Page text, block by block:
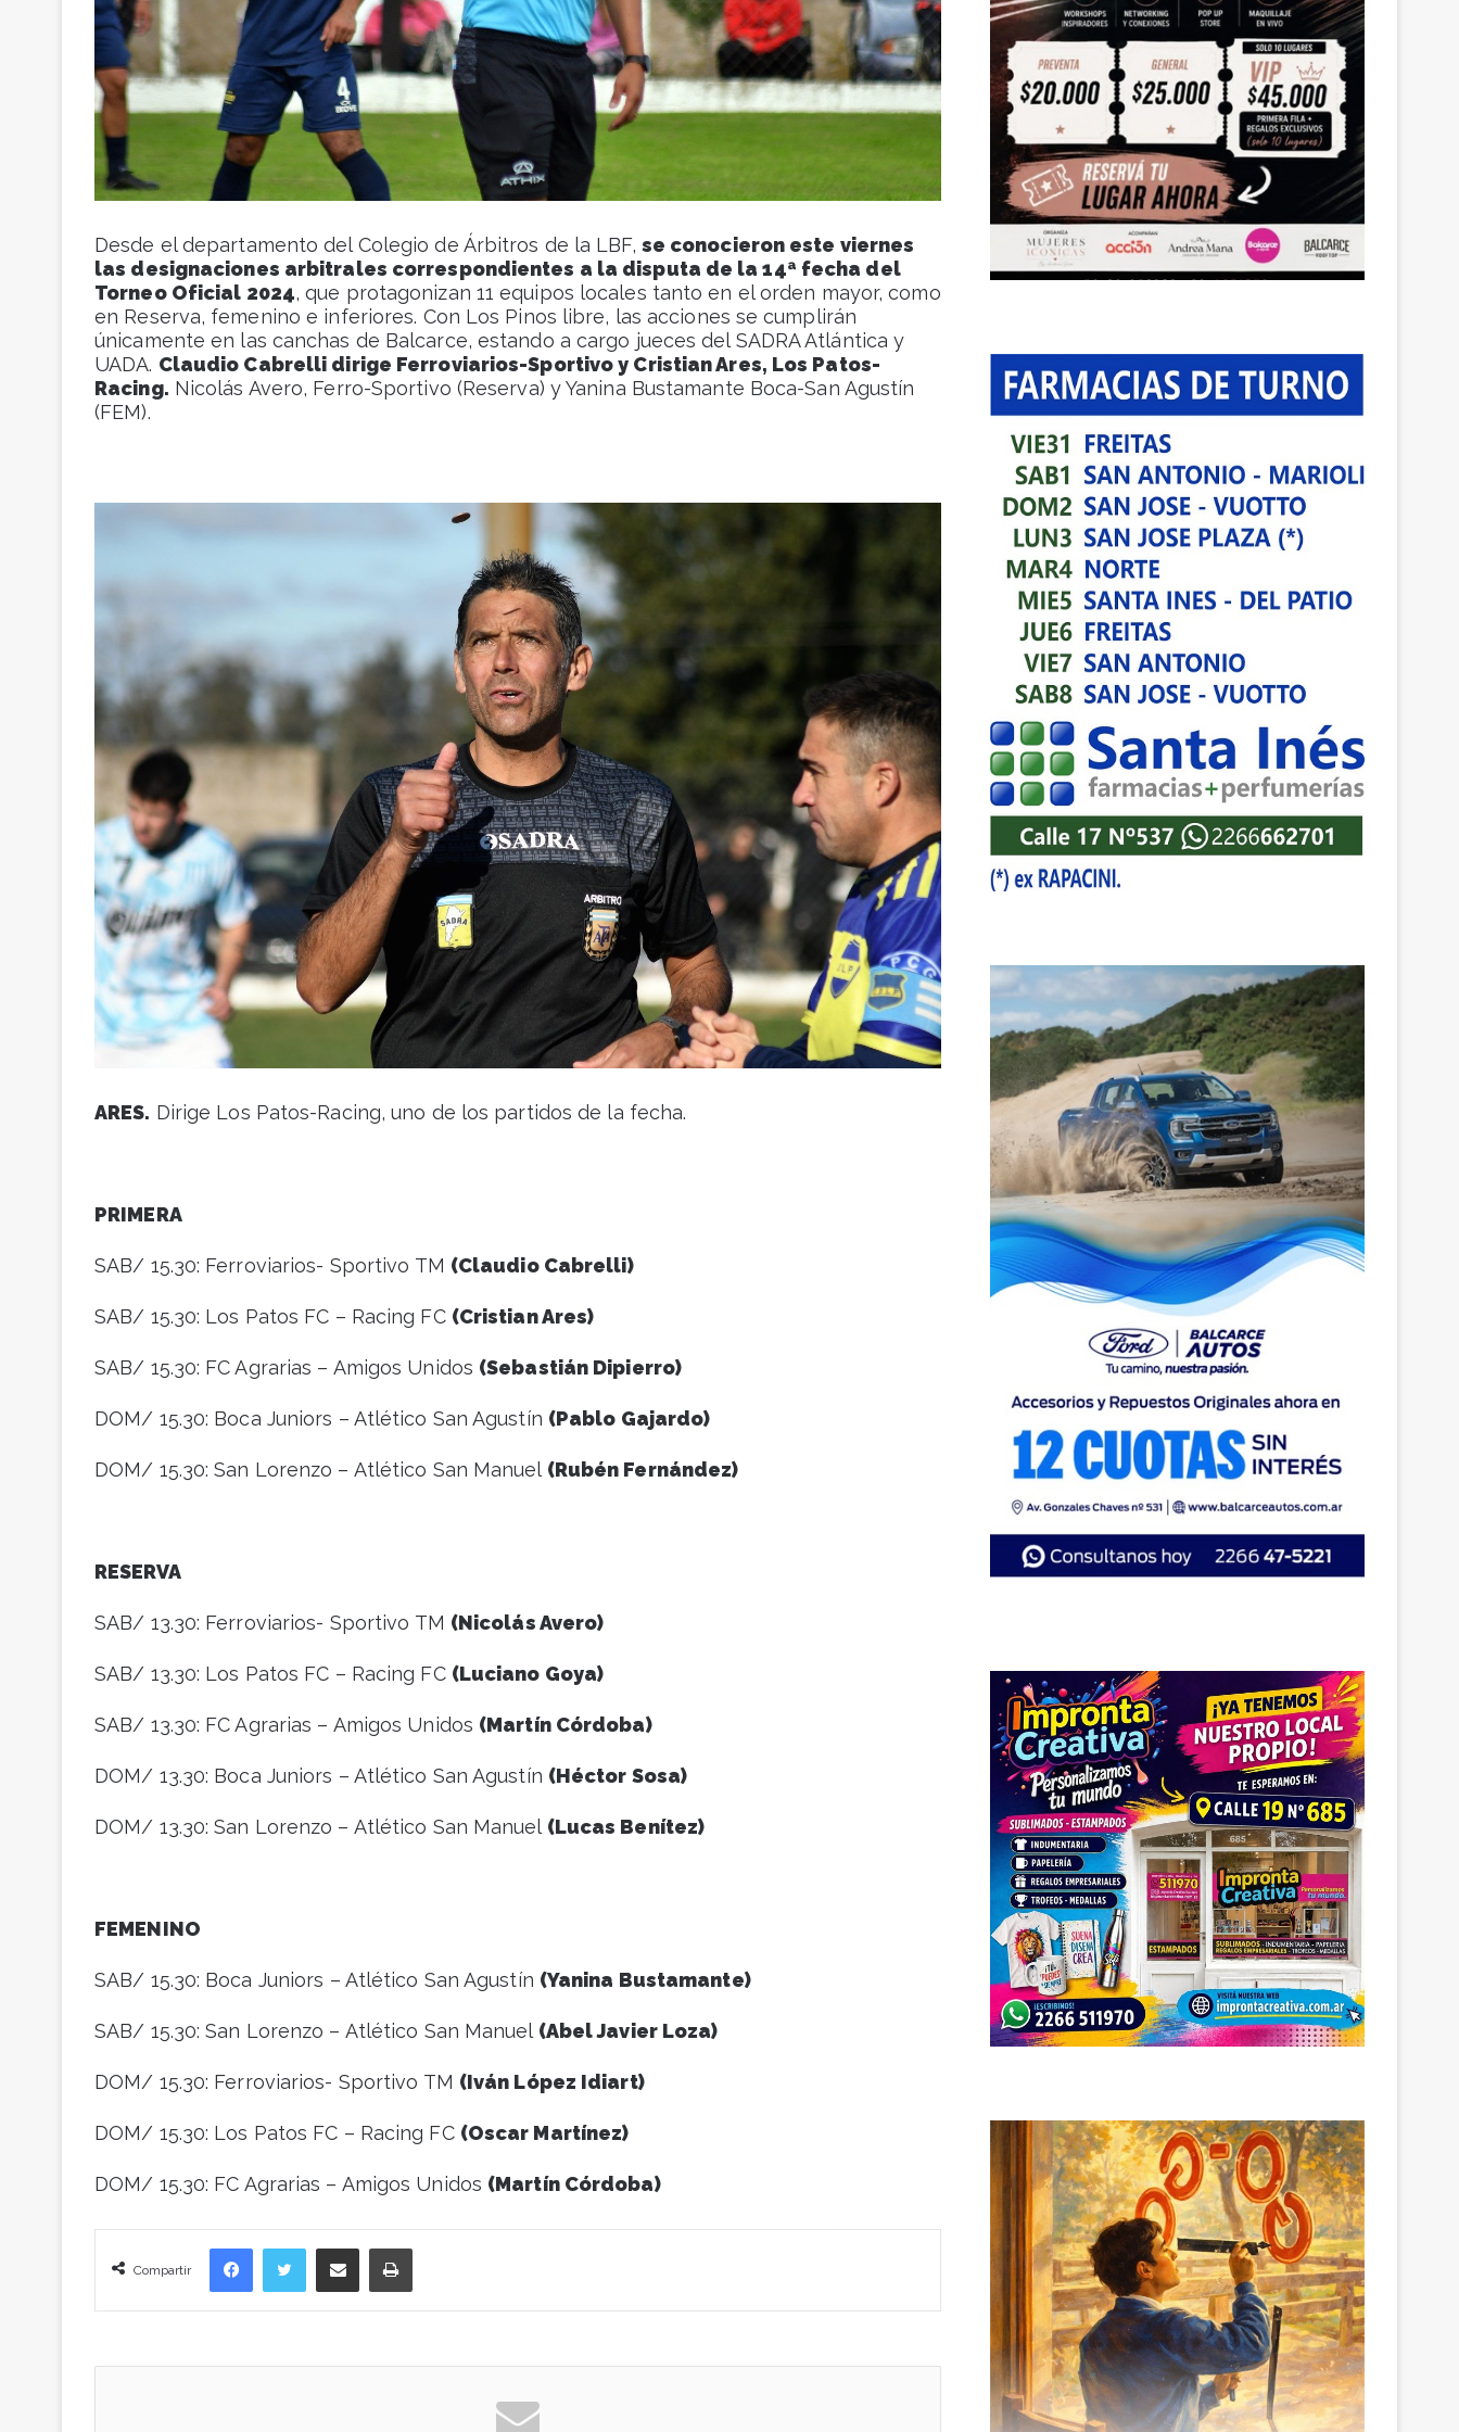
Desde el departamento del Colegio de Árbitros de la LBF, se conocieron este viernes
las designaciones arbitrales correspondientes a la disputa de la 14ª fecha del
Torneo Oficial 2024, que protagonizan 11 equipos locales tanto en el orden mayor, como
en Reserva, femenino e inferiores. Con Los Pinos libre, las acciones se cumplirán
únicamente en las canchas de Balcarce, estando a cargo jueces del SADRA Atlántica y
UADA. Claudio Cabrelli dirige Ferroviarios-Sportivo y Cristian Ares, Los Patos-
Racing. Nicolás Avero, Ferro-Sportivo (Reserva) y Yanina Bustamante Boca-San Agustín
(FEM).
ARES. Dirige Los Patos-Racing, uno de los partidos de la fecha.
PRIMERA
SAB/ 15.30: Ferroviarios- Sportivo TM (Claudio Cabrelli)
SAB/ 15.30: Los Patos FC – Racing FC (Cristian Ares)
SAB/ 15.30: FC Agrarias – Amigos Unidos (Sebastián Dipierro)
DOM/ 15.30: Boca Juniors – Atlético San Agustín (Pablo Gajardo)
DOM/ 15.30: San Lorenzo – Atlético San Manuel (Rubén Fernández)
RESERVA
SAB/ 13.30: Ferroviarios- Sportivo TM (Nicolás Avero)
SAB/ 13.30: Los Patos FC – Racing FC (Luciano Goya)
SAB/ 13.30: FC Agrarias – Amigos Unidos (Martín Córdoba)
DOM/ 13.30: Boca Juniors – Atlético San Agustín (Héctor Sosa)
DOM/ 13.30: San Lorenzo – Atlético San Manuel (Lucas Benítez)
FEMENINO
SAB/ 15.30: Boca Juniors – Atlético San Agustín (Yanina Bustamante)
SAB/ 15.30: San Lorenzo – Atlético San Manuel (Abel Javier Loza)
DOM/ 15.30: Ferroviarios- Sportivo TM (Iván López Idiart)
DOM/ 15.30: Los Patos FC – Racing FC (Oscar Martínez)
DOM/ 15.30: FC Agrarias – Amigos Unidos (Martín Córdoba)
Compartir
Facebook Compartir vía correo electrónico